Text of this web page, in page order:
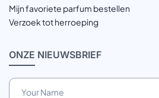
Mijn favoriete parfum bestellen
Verzoek tot herroeping
ONZE NIEUWSBRIEF